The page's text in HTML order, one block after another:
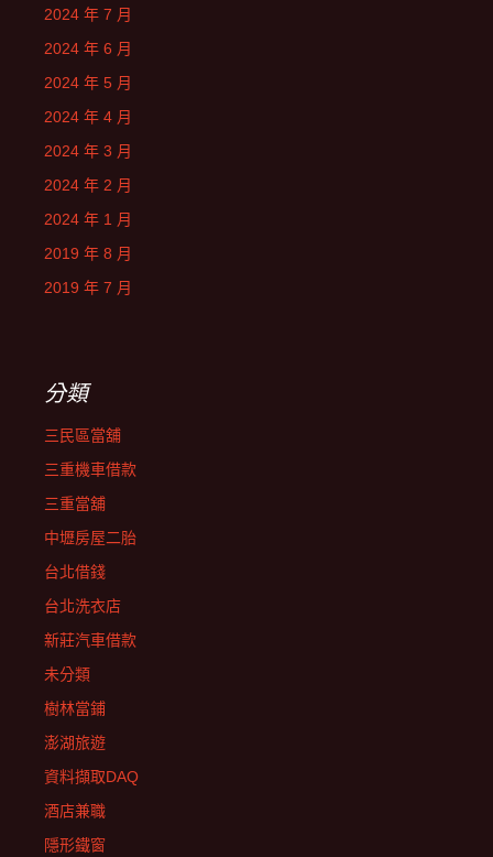
2024 年 7 月
2024 年 6 月
2024 年 5 月
2024 年 4 月
2024 年 3 月
2024 年 2 月
2024 年 1 月
2019 年 8 月
2019 年 7 月
分類
三民區當舖
三重機車借款
三重當舖
中壢房屋二胎
台北借錢
台北洗衣店
新莊汽車借款
未分類
樹林當鋪
澎湖旅遊
資料擷取DAQ
酒店兼職
隱形鐵窗